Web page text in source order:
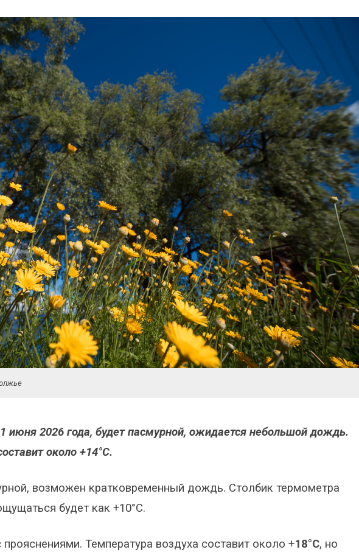
июня 2026 года, будет пасмурной, ожидается небольшой дождь.
около +14°C.
возможен кратковременный дождь. Столбик термометра
будет как +10°C.
Температура воздуха составит около +18°C, но